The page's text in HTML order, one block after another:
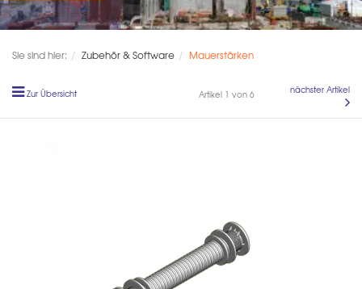
Sie sind hier: Zubehör & Software Mauerstärken
Zur Übersicht Artikel 1 von 6 nächster Artikel